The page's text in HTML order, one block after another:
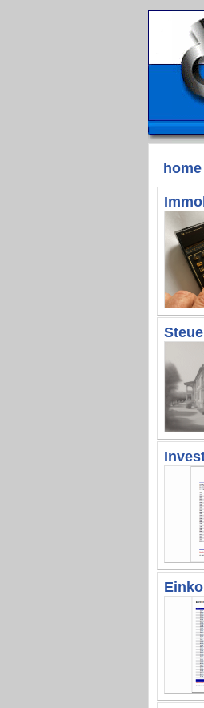
home